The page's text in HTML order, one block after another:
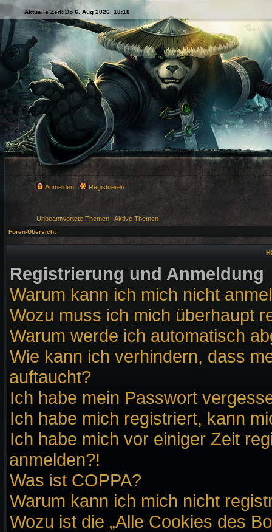
Aktuelle Zeit: Do 6. Aug 2026, 18:18
Anmelden Registrieren
Unbeantwortete Themen | Aktive Themen
Foren-Übersicht
Registrierung und Anmeldung
Warum kann ich mich nicht
Wozu muss ich mich überhaupt
Warum werde ich automatisch
Wie kann ich verhindern, dass
auftaucht?
Ich habe mein Passwort
Ich habe mich registriert, kann
Ich habe mich vor einiger Zeit
anmelden?!
Was ist COPPA?
Warum kann ich mich nicht
Wozu ist die „Alle Cookies des